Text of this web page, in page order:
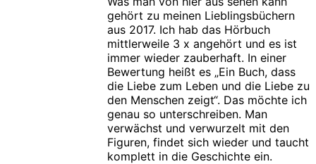
gehört zu meinen Lieblingsbüchern
aus 2017. Ich hab das Hörbuch
mittlerweile 3 x angehört und es ist
immer wieder zauberhaft. In einer
Bewertung heißt es „Ein Buch, dass
die Liebe zum Leben und die Liebe zu
den Menschen zeigt“. Das möchte ich
genau so unterschreiben. Man
verwächst und verwurzelt mit den
Figuren, findet sich wieder und taucht
komplett in die Geschichte ein.